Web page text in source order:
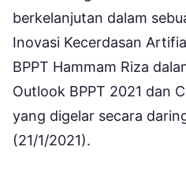
berkelanjutan dalam
Inovasi Kecerdasan
BPPT Hammam Riza
Outlook BPPT 2021 dan
yang digelar secara
(21/1/2021).